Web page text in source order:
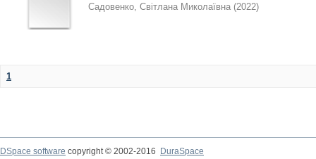
Садовенко, Світлана Миколаївна (2022)
1
DSpace software copyright © 2002-2016
DuraSpace